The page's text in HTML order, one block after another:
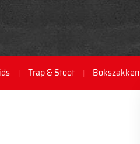
Trap & Stoot Bokszakken